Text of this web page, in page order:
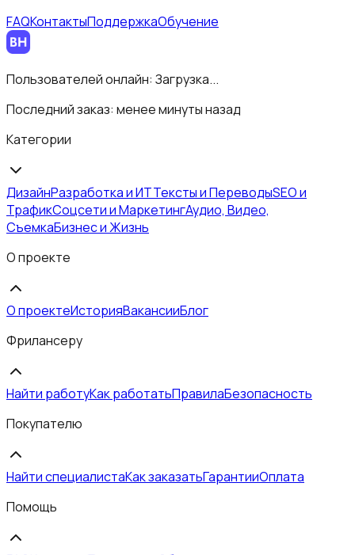
FAQКонтактыПоддержкаОбучение
Пользователей онлайн: Загрузка...
Последний заказ: менее минуты назад
Категории
ДизайнРазработка и ИТТексты и ПереводыSEO и
ТрафикСоцсети и МаркетингАудио, Видео,
СъемкаБизнес и Жизнь
О проекте
О проектеИсторияВакансииБлог
Фрилансеру
Найти работуКак работатьПравилаБезопасность
Покупателю
Найти специалистаКак заказатьГарантииОплата
Помощь